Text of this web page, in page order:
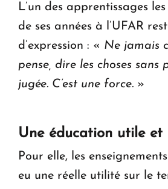
L’un des apprentissages
de ses années à l’UFAR
d’expression : « Ne jamais
pense, dire les choses sans
jugée. C’est une force. »
Une éducation utile et
Pour elle, les
eu une réelle utilité sur le